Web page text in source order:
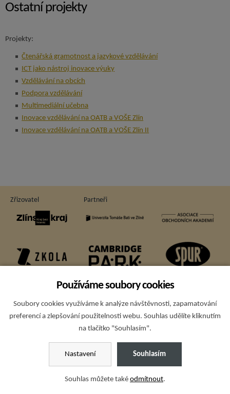
Ostatní projekty
Projekty:
Čtenářská gramotnost a jazykové vzdělávání
ICT jako nástroj inovace výuky
Vzdělávání na obcích
Podpora vzdělávání
Multimediální učebna
Inovace vzdělávání na OATB a VOŠE Zlín
Inovace vzdělávání na OATB a VOŠE Zlín II
Zřizovatel Partneři
Copyright © 2015; Obchodní akademie T. Bati a VOŠE Zlín - všechna
mapa webu
Používáme soubory cookies
Soubory cookies využíváme k analýze návštěvnosti, zapamatování
preferencí a zlepšování použitelnosti webu. Souhlas udělíte kliknutím
na tlačítko "Souhlasím".
Nastavení Souhlasím
Souhlas můžete také odmítnout.